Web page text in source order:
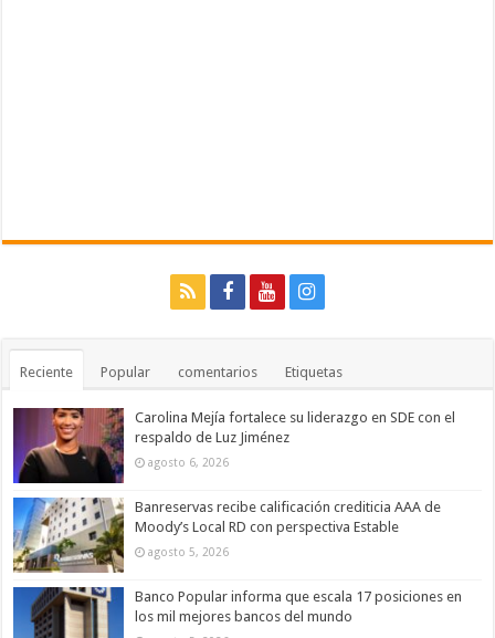
Reciente Popular comentarios Etiquetas
Carolina Mejía fortalece su liderazgo en SDE con el
respaldo de Luz Jiménez
agosto 6, 2026
Banreservas recibe calificación crediticia AAA de
Moody’s Local RD con perspectiva Estable
agosto 5, 2026
Banco Popular informa que escala 17 posiciones en
los mil mejores bancos del mundo